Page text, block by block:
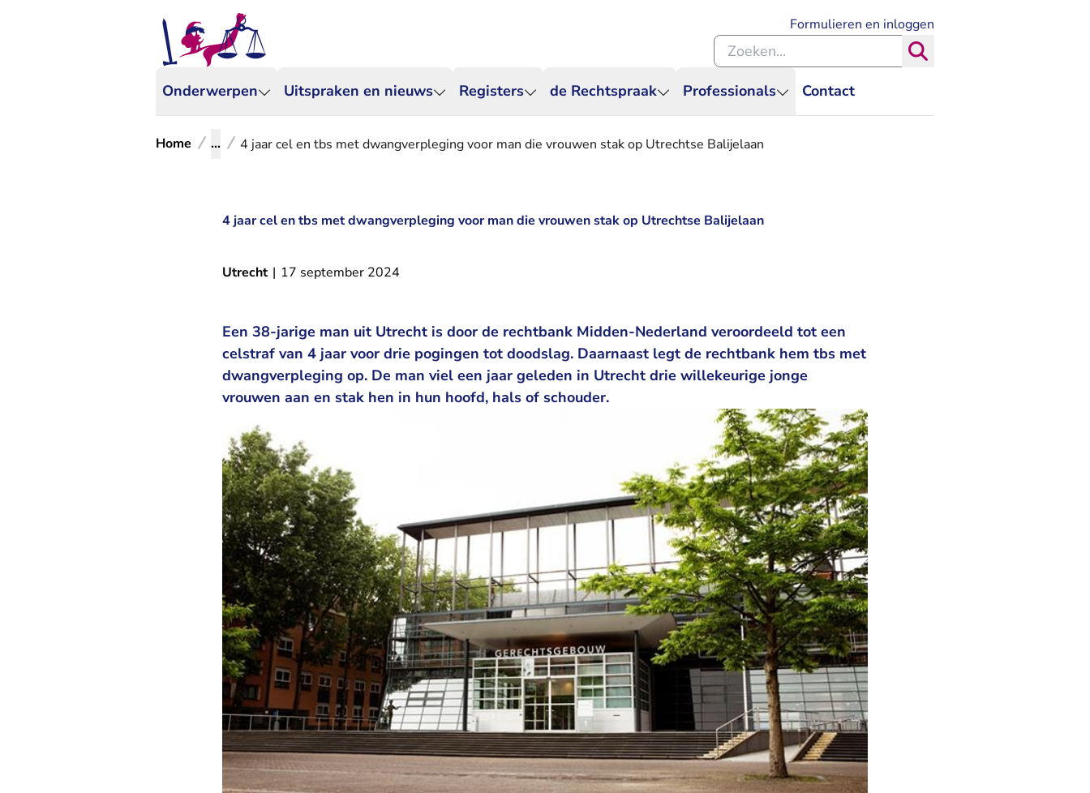
Onderwerpen Uitspraken en nieuws Registers de Rechtspraak Professionals Contact
Formulieren en inloggen
Zoeken binnen de Rechtspraak
Home ... 4 jaar cel en tbs met dwangverpleging voor man die vrouwen stak op Utrechtse Balijelaan
4 jaar cel en tbs met dwangverpleging voor man die vrouwen stak op Utrechtse Balijelaan
Utrecht | 17 september 2024
Een 38-jarige man uit Utrecht is door de rechtbank Midden-Nederland veroordeeld tot een
celstraf van 4 jaar voor drie pogingen tot doodslag. Daarnaast legt de rechtbank hem tbs met
dwangverpleging op. De man viel een jaar geleden in Utrecht drie willekeurige jonge
vrouwen aan en stak hen in hun hoofd, hals of schouder.